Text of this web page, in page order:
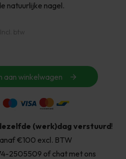
natuurlijke nagel.
Incl. btw
aan winkelwagen
(werk)dag verstuurd!
€100 excl. BTW
2505509 of chat met ons